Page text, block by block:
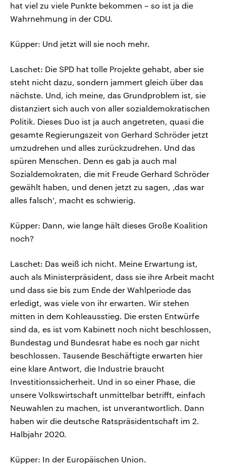
hat viel zu viele Punkte bekommen – so ist ja die
Wahrnehmung in der CDU.
Küpper: Und jetzt will sie noch mehr.
Laschet: Die SPD hat tolle Projekte gehabt, aber sie
steht nicht dazu, sondern jammert gleich über das
nächste. Und, ich meine, das Grundproblem ist, sie
distanziert sich auch von aller sozialdemokratischen
Politik. Dieses Duo ist ja auch angetreten, quasi die
gesamte Regierungszeit von Gerhard Schröder jetzt
umzudrehen und alles zurückzudrehen. Und das
spüren Menschen. Denn es gab ja auch mal
Sozialdemokraten, die mit Freude Gerhard Schröder
gewählt haben, und denen jetzt zu sagen, ‚das war
alles falsch‘, macht es schwierig.
Küpper: Dann, wie lange hält dieses Große Koalition
noch?
Laschet: Das weiß ich nicht. Meine Erwartung ist,
auch als Ministerpräsident, dass sie ihre Arbeit macht
und dass sie bis zum Ende der Wahlperiode das
erledigt, was viele von ihr erwarten. Wir stehen
mitten in dem Kohleausstieg. Die ersten Entwürfe
sind da, es ist vom Kabinett noch nicht beschlossen,
Bundestag und Bundesrat habe es noch gar nicht
beschlossen. Tausende Beschäftigte erwarten hier
eine klare Antwort, die Industrie braucht
Investitionssicherheit. Und in so einer Phase, die
unsere Volkswirtschaft unmittelbar betrifft, einfach
Neuwahlen zu machen, ist unverantwortlich. Dann
haben wir die deutsche Ratspräsidentschaft im 2.
Halbjahr 2020.
Küpper: In der Europäischen Union.